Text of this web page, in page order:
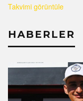
Takvimi görüntüle
HABERLER